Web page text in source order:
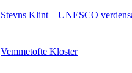
Stevns Klint – UNESCO
Vemmetofte Kloster